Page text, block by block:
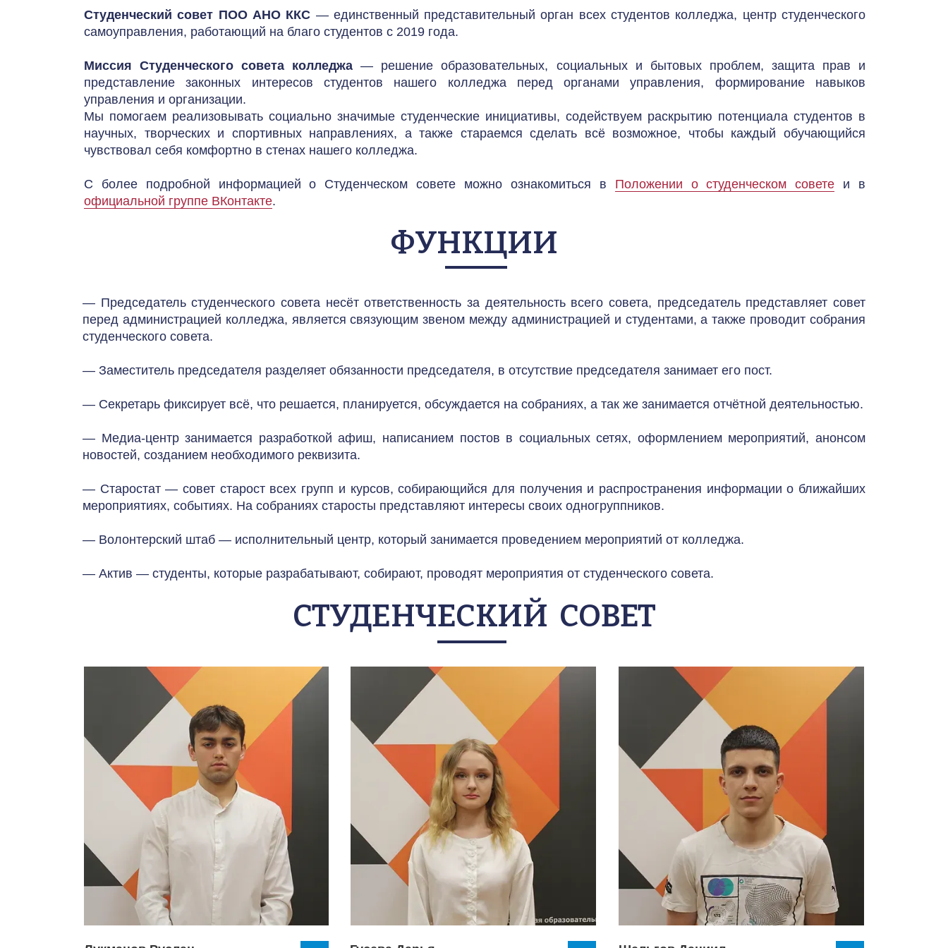
Студенческий совет ПОО АНО ККС — единственный представительный орган всех студентов колледжа, центр студенческого
самоуправления, работающий на благо студентов с 2019 года.
Миссия Студенческого совета колледжа — решение образовательных, социальных и бытовых проблем, защита прав и
представление законных интересов студентов нашего колледжа перед органами управления, формирование навыков
управления и организации.
Мы помогаем реализовывать социально значимые студенческие инициативы, содействуем раскрытию потенциала студентов в
научных, творческих и спортивных направлениях, а также стараемся сделать всё возможное, чтобы каждый обучающийся
чувствовал себя комфортно в стенах нашего колледжа.
С более подробной информацией о Студенческом совете можно ознакомиться в Положении о студенческом совете
официальной группе ВКонтакте.
ФУНКЦИИ
— Председатель студенческого совета несёт ответственность за деятельность всего совета, председатель представляет совет
перед администрацией колледжа, является связующим звеном между администрацией и студентами, а также проводит собрания
студенческого совета.
— Заместитель председателя разделяет обязанности председателя, в отсутствие председателя занимает его пост.
— Секретарь фиксирует всё, что решается, планируется, обсуждается на собраниях, а так же занимается отчётной деятельностью.
— Медиа-центр занимается разработкой афиш, написанием постов в социальных сетях, оформлением мероприятий, анонсом
новостей, созданием необходимого реквизита.
— Старостат — совет старост всех групп и курсов, собирающийся для получения и распространения информации о ближайших
мероприятиях, событиях. На собраниях старосты представляют интересы своих одногруппников.
— Волонтерский штаб — исполнительный центр, который занимается проведением мероприятий от колледжа.
— Актив — студенты, которые разрабатывают, собирают, проводят мероприятия от студенческого совета.
СТУДЕНЧЕСКИЙ  СОВЕТ